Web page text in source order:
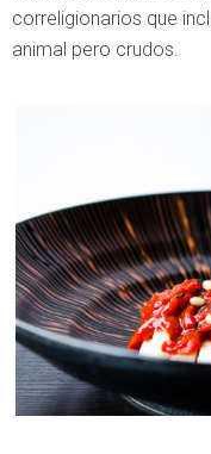
correligionarios que
animal pero crudos.